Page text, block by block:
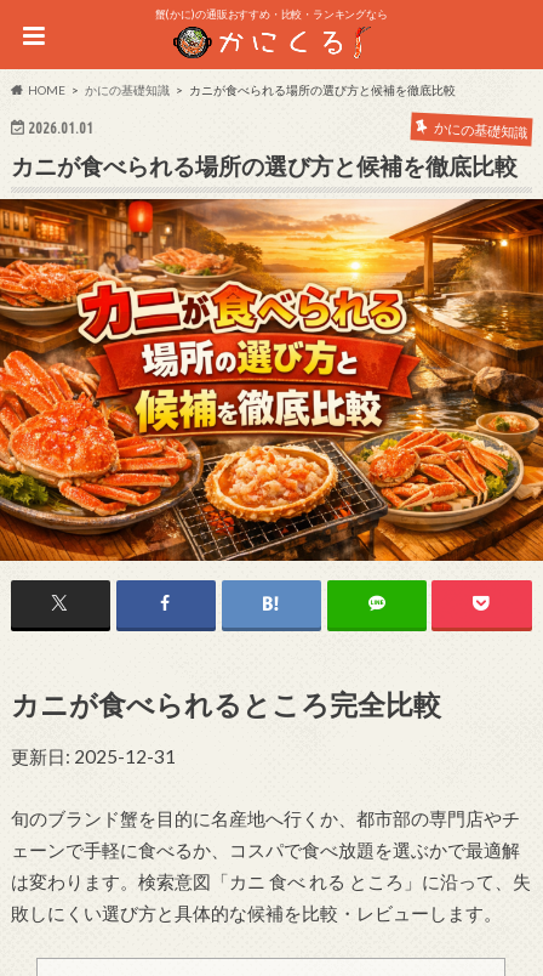
蟹(かに)の通販おすすめ・比較・ランキングなら
HOME かにの基礎知識 カニが食べられる場所の選び方と候補を徹底比較
2026.01.01 かにの基礎知識
カニが食べられる場所の選び方と候補を徹底比較
カニが食べられるところ完全比較
更新日: 2025-12-31
旬のブランド蟹を目的に名産地へ行くか、都市部の専門店やチ
ェーンで手軽に食べるか、コスパで食べ放題を選ぶかで最適解
は変わります。検索意図「カニ 食べ れる ところ」に沿って、失
敗しにくい選び方と具体的な候補を比較・レビューします。